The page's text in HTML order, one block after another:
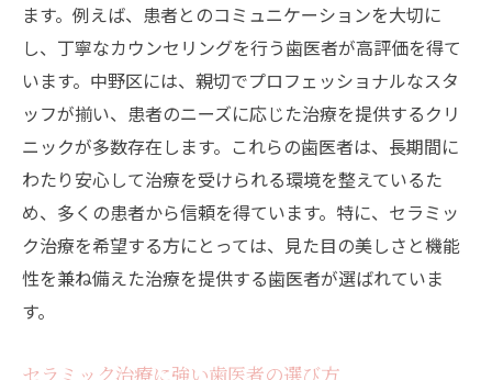
耐久性と快適さを両立するセラミック治療
歯医者が勧めるセラミック治療の最新トレ
ンド
中野駅近くでセラミック治療を受けるならこの
歯医者
駅近の便利な立地で受けられるセラミック
治療
通いやすさが魅力の中野駅周辺の歯医者
ます。例えば、患者とのコミュニケーションを大切に
し、丁寧なカウンセリングを行う歯医者が高評価を得て
います。中野区には、親切でプロフェッショナルなスタ
ッフが揃い、患者のニーズに応じた治療を提供するクリ
ニックが多数存在します。これらの歯医者は、長期間に
わたり安心して治療を受けられる環境を整えているた
め、多くの患者から信頼を得ています。特に、セラミッ
ク治療を希望する方にとっては、見た目の美しさと機能
性を兼ね備えた治療を提供する歯医者が選ばれていま
す。
セラミック治療に強い歯医者の選び方